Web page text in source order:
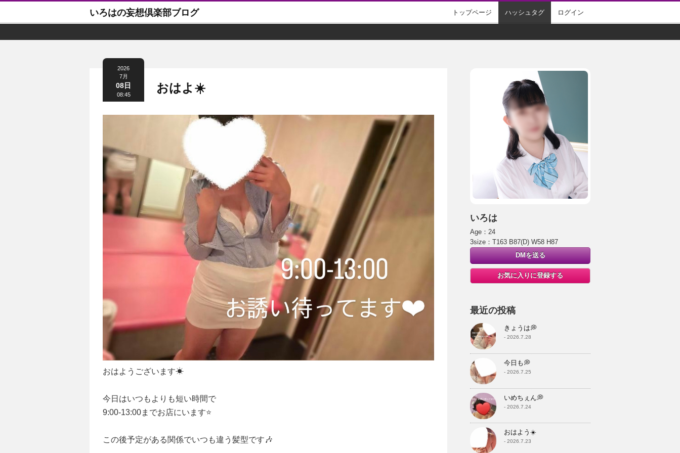
いろはの妄想倶楽部ブログ トップページ ハッシュタグ ログイン
2026
7月
08日
08:45 おはよ☀️
おはようございます☀
今日はいつもよりも短い時間で
9:00-13:00までお店にいます⭐️
この後予定がある関係でいつも違う髪型です🎶
いろは
Age：24
3size：T163 B87(D) W58 H87
DMを送る
お気に入りに登録する
最近の投稿
きょうは💭
- 2026.7.28
今日も💭
- 2026.7.25
いめちぇん💭
- 2026.7.24
おはよう☀️
- 2026.7.23